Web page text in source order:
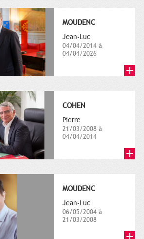
MOUDENC
Jean-Luc
04/04/2014 à
04/04/2026
COHEN
Pierre
21/03/2008 à
04/04/2014
MOUDENC
Jean-Luc
06/05/2004 à
21/03/2008